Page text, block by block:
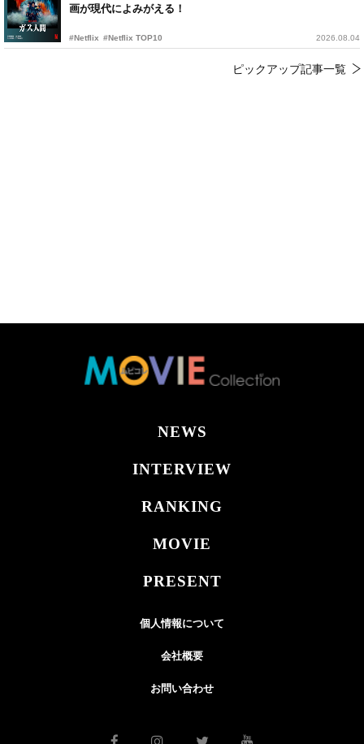
画が現代によみがえる！
#Netflix #Netflix TOP10 2026.08.04
ピックアップ記事一覧
NEWS
INTERVIEW
RANKING
MOVIE
PRESENT
個人情報について
会社概要
お問い合わせ